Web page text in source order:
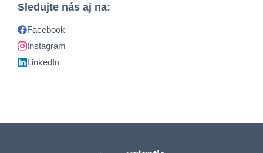
Sledujte nás aj na:
Facebook
Instagram
LinkedIn